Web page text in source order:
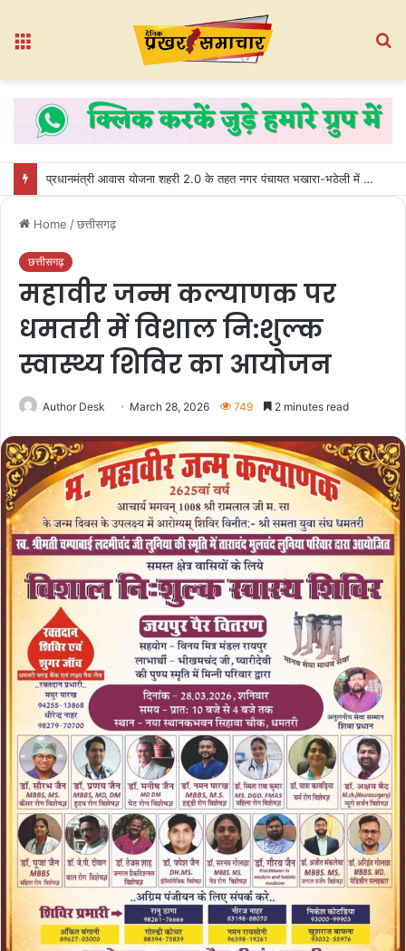
प्रधानमंत्री आवास योजना शहरी 2.0 के तहत नगर पंचायत भखारा-भठेली में हितग्राहियों को प्रदान किए गए अधिकार पत्र
Home /छत्तीसगढ़
छत्तीसगढ़
महावीर जन्म कल्याणक पर
धमतरी में विशाल नि:शुल्क
स्वास्थ्य शिविर का आयोजन
Author Desk March 28, 2026 749 2 minutes read